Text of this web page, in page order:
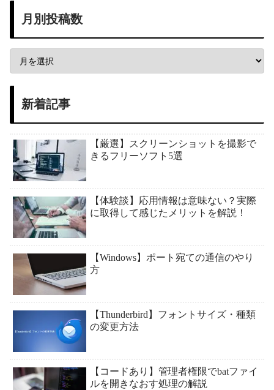
月別投稿数
新着記事
【厳選】スクリーンショットを撮影で
きるフリーソフト5選
【体験談】応用情報は意味ない？実際
に取得して感じたメリットを解説！
【Windows】ポート宛ての通信のやり
方
【Thunderbird】フォントサイズ・種類
の変更方法
【コードあり】管理者権限でbatファイ
ルを開きなおす処理の解説